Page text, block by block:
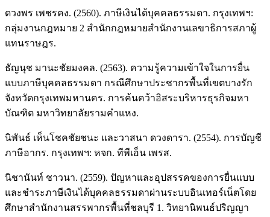
ดวงพร เพชรคง. (2560). ภาษีเงินได้บุคคลธรรมดา. กรุงเทพฯ:
กลุ่มงานกฎหมาย 2 สำนักกฎหมายสำนักงานเลขาธิการสภาผู้
แทนราษฎร.
ธัญนุช มานะชัยมงคล. (2563). ความรู้ความเข้าใจในการยื่น
แบบภาษีบุคคลธรรมดา กรณีศึกษาประชากรพื้นที่เขตบางรัก
จังหวัดกรุงเทพมหานคร. การค้นคว้าอิสระบริหารธุรกิจมหา
บัณฑิต มหาวิทยาลัยรามคำแหง.
นิพันธ์ เห็นโชคชัยชนะ และวาสนา ดวงดารา. (2554). การบัญชี
ภาษีอากร. กรุงเทพฯ: หจก. ทีพีเอ็น เพรส.
นิชานันท์ ชาวนา. (2559). ปัญหาและอุปสรรคของการยื่นแบบ
และชำระภาษีเงินได้บุคคลธรรมดาผ่านระบบอินเทอร์เน็ตโดย
ศึกษาสำนักงานสรรพากรพื้นที่ชลบุรี 1. วิทยานิพนธ์ปริญญา